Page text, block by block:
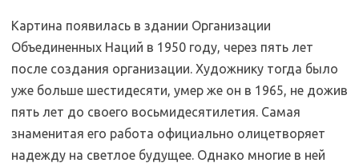
Картина появилась в здании Организации
Объединенных Наций в 1950 году, через пять лет
после создания организации. Художнику тогда было
уже больше шестидесяти, умер же он в 1965, не дожив
пять лет до своего восьмидесятилетия. Самая
знаменитая его работа официально олицетворяет
надежду на светлое будущее. Однако многие в ней